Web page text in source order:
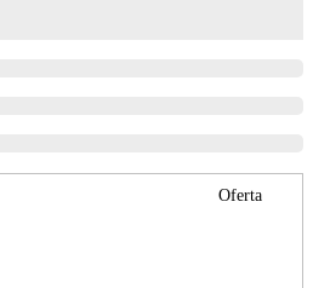
Oferta